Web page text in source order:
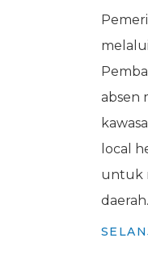
absen
local
untuk
daerah.